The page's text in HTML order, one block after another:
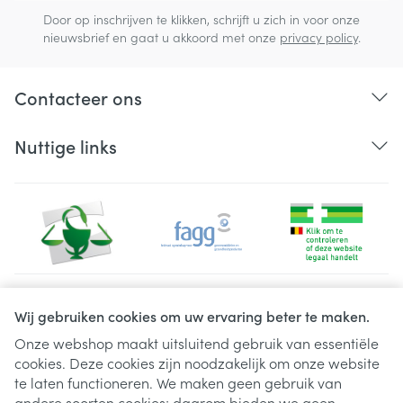
Wij gebruiken cookies om uw ervaring beter te maken.
Onze webshop maakt uitsluitend gebruik van essentiële
cookies. Deze cookies zijn noodzakelijk om onze website
te laten functioneren. We maken geen gebruik van
Door op inschrijven te klikken, schrijft u zich in voor onze
nieuwsbrief en gaat u akkoord met onze privacy policy.
Contacteer ons
Nuttige links
Juridische links